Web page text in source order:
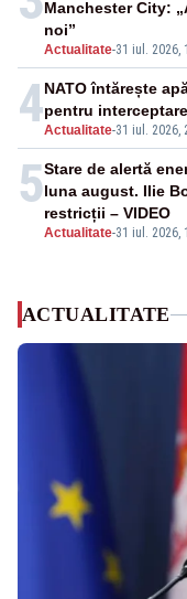
Actualitate-31 iul. 2026,
Manchester City:
noi”
4Actualitate-31 iul. 2026,
NATO întărește
pentru
5
Actualitate-31 iul. 2026,
Stare de alertă
luna august. Ilie
restricții – VIDEO
ACTUALITATE